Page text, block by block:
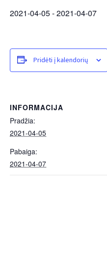
2021-04-05-2021-04-07
Pridėti į kalendorių
INFORMACIJA
Pradžia:
2021-04-05
Pabaiga:
2021-04-07